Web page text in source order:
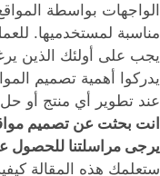
الواجهات بواسطة
مناسبة لمستخدميها.
يجب على أولئك الذين
يدركوا أهمية تصميم
عند تطوير أي منتج أو
انت بحثت عن تصميم
يرجى مراسلتنا للحصول
ستعلمك هذه المقالة